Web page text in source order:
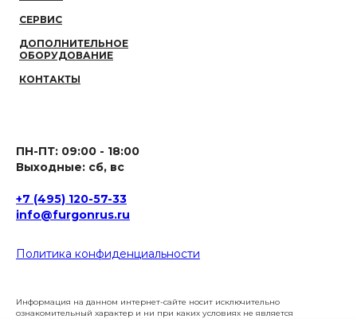
СЕРВИС
ДОПОЛНИТЕЛЬНОЕ
ОБОРУДОВАНИЕ
КОНТАКТЫ
ПН-ПТ: 09:00 - 18:00
Выходные: сб, вс
+7 (495) 120-57-33
info@furgonrus.ru
Политика конфиденциальности
Информация на данном интернет-сайте носит исключительно
ознакомительный характер и ни при каких условиях не является